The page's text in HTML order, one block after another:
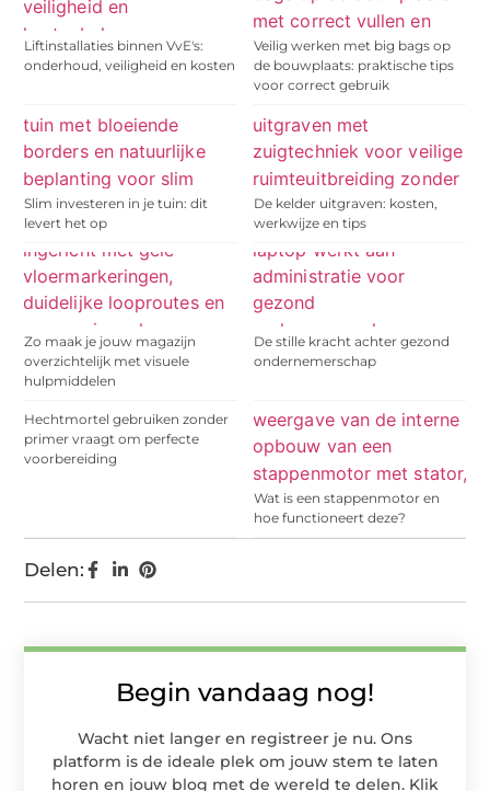
Liftinstallaties binnen VvE's:
onderhoud, veiligheid en kosten
Veilig werken met big bags op
de bouwplaats: praktische tips
voor correct gebruik
Slim investeren in je tuin: dit
levert het op
De kelder uitgraven: kosten,
werkwijze en tips
Zo maak je jouw magazijn
overzichtelijk met visuele
hulpmiddelen
De stille kracht achter gezond
ondernemerschap
Hechtmortel gebruiken zonder
primer vraagt om perfecte
voorbereiding
Wat is een stappenmotor en
hoe functioneert deze?
Begin vandaag nog!
Wacht niet langer en registreer je nu. Ons
platform is de ideale plek om jouw stem te laten
horen en jouw blog met de wereld te delen. Klik
Delen: